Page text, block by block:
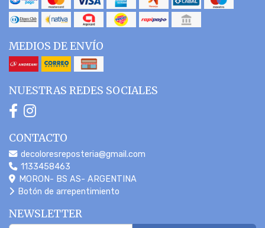
MEDIOS DE ENVÍO
NUESTRAS REDES SOCIALES
CONTACTO
decoloresreposteria@gmail.com
1133458463
MORON- BS AS- ARGENTINA
Botón de arrepentimiento
NEWSLETTER